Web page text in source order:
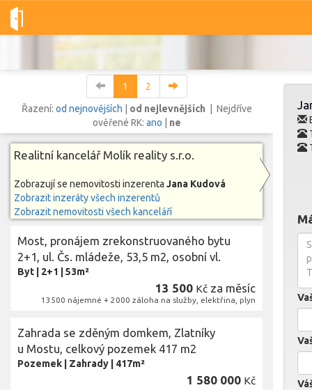
Dobré-nemovitosti.cz Molík reality s.r.o.
Vše Pozemky
Lokalita
Lokalita
Lokalita
1
2
Řazení: od nejnovějších od nejlevnějších
| Nejdříve
ověřené RK: ano ne
Realitní kancelář Molík reality s.r.o.
Zobrazují se nemovitosti inzerenta Jana Kudová
Zobrazit inzeráty všech inzerentů
Zobrazit nemovitosti všech kanceláří
Most, pronájem zrekonstruovaného bytu
2+1, ul. Čs. mládeže, 53,5 m2, osobní vl.
Byt 2+1 53m²
13 500 Kč za měsíc
13500 nájemné + 2000 záloha na služby, elektřina, plyn
Zahrada se zděným domkem, Zlatníky
u Mostu, celkový pozemek 417 m2
Pozemek Zahrady 417m²
1 580 000 Kč